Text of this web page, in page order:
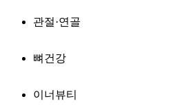
관절·연골
뼈건강
이너뷰티